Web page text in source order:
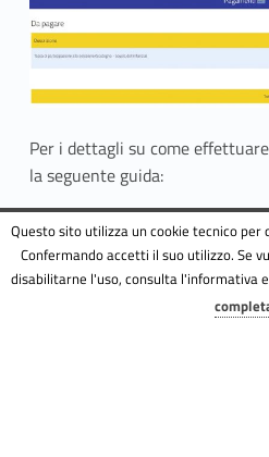
Per i dettagli su come
la seguente guida:
https://
studenti/istruzioni/istruzioni-
bollettini-pagopa/
Questo sito utilizza un cookie tecnico per
Confermando accetti il suo utilizzo. Se
disabilitarne l'uso, consulta l'informativa